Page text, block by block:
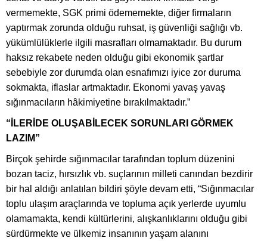
vermemekte, SGK primi ödememekte, diğer firmaların
yaptırmak zorunda olduğu ruhsat, iş güvenliği sağlığı vb.
yükümlülüklerle ilgili masrafları olmamaktadır. Bu durum
haksız rekabete neden olduğu gibi ekonomik şartlar
sebebiyle zor durumda olan esnafımızı iyice zor duruma
sokmakta, iflaslar artmaktadır. Ekonomi yavaş yavaş
sığınmacıların hâkimiyetine bırakılmaktadır.”
“İLERİDE OLUŞABİLECEK SORUNLARI GÖRMEK
LAZIM”
Birçok şehirde sığınmacılar tarafından toplum düzenini
bozan taciz, hırsızlık vb. suçlarının milleti canından bezdirir
bir hal aldığı anlatılan bildiri şöyle devam etti, “Sığınmacılar
toplu ulaşım araçlarında ve topluma açık yerlerde uyumlu
olamamakta, kendi kültürlerini, alışkanlıklarını olduğu gibi
sürdürmekte ve ülkemiz insanının yaşam alanını